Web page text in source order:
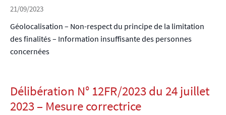
21/09/2023
Géolocalisation – Non-respect du principe de la limitation
des finalités – Information insuffisante des personnes
concernées
Délibération N° 12FR/2023 du 24 juillet
2023 – Mesure correctrice